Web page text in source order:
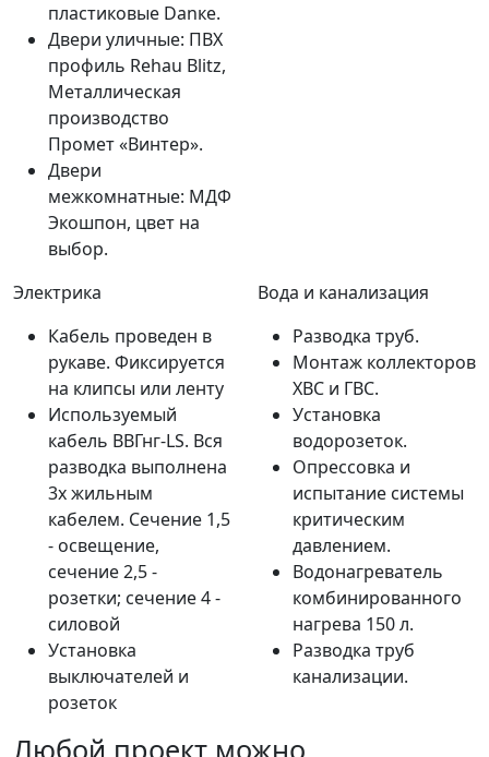
пластиковые Danкe.
Двери уличные: ПВХ
профиль Rehau Blitz,
Металлическая
производство
Промет «Винтер».
Двери
межкомнатные: МДФ
Экошпон, цвет на
выбор.
Электрика
Кабель проведен в
рукаве. Фиксируется
на клипсы или ленту
Используемый
кабель ВВГнг-LS. Вся
разводка выполнена
3х жильным
кабелем. Сечение 1,5
- освещение,
сечение 2,5 -
розетки; сечение 4 -
силовой
Установка
выключателей и
розеток
Вода и канализация
Разводка труб.
Монтаж коллекторов
ХВС и ГВС.
Установка
водорозеток.
Опрессовка и
испытание системы
критическим
давлением.
Водонагреватель
комбинированного
нагрева 150 л.
Разводка труб
канализации.
Любой проект можно